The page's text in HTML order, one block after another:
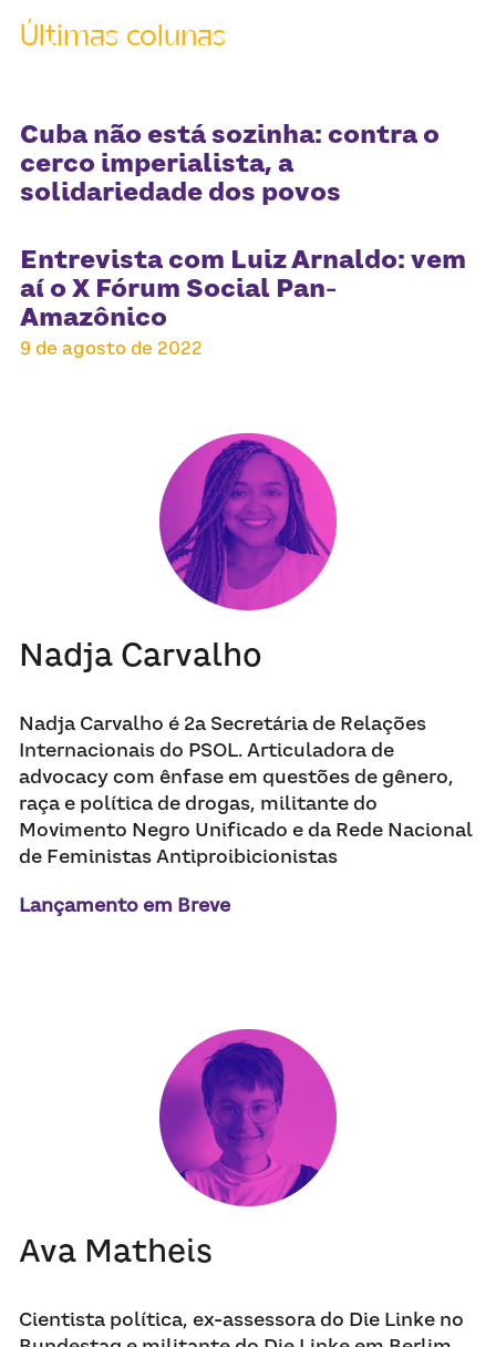
Últimas colunas
Cuba não está sozinha: contra o
cerco imperialista, a
solidariedade dos povos
Entrevista com Luiz Arnaldo: vem
aí o X Fórum Social Pan-
Amazônico
9 de agosto de 2022
Nadja Carvalho
Nadja Carvalho é 2a Secretária de Relações
Internacionais do PSOL. Articuladora de
advocacy com ênfase em questões de gênero,
raça e política de drogas, militante do
Movimento Negro Unificado e da Rede Nacional
de Feministas Antiproibicionistas
Lançamento em Breve
Ava Matheis
Cientista política, ex-assessora do Die Linke no